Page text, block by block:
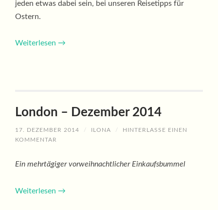
jeden etwas dabei sein, bei unseren Reisetipps für
Ostern.
Weiterlesen →
London – Dezember 2014
17. DEZEMBER 2014 / ILONA /
HINTERLASSE EINEN
KOMMENTAR
Ein mehrtägiger vorweihnachtlicher Einkaufsbummel
Weiterlesen →